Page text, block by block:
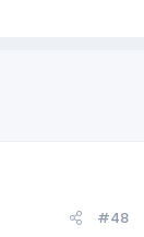
среди
#48